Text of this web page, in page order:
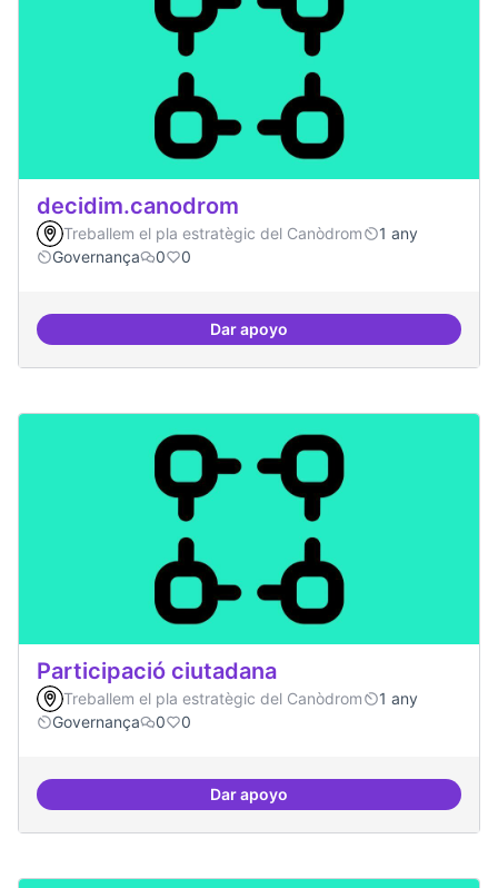
decidim.canodrom
Treballem el pla estratègic del Canòdrom
1 any
Governança
0 0
Dar apoyodecidim.canodrom
Participació ciutadana
Treballem el pla estratègic del Canòdrom
1 any
Governança
0 0
Dar apoyoParticipació ciutadana